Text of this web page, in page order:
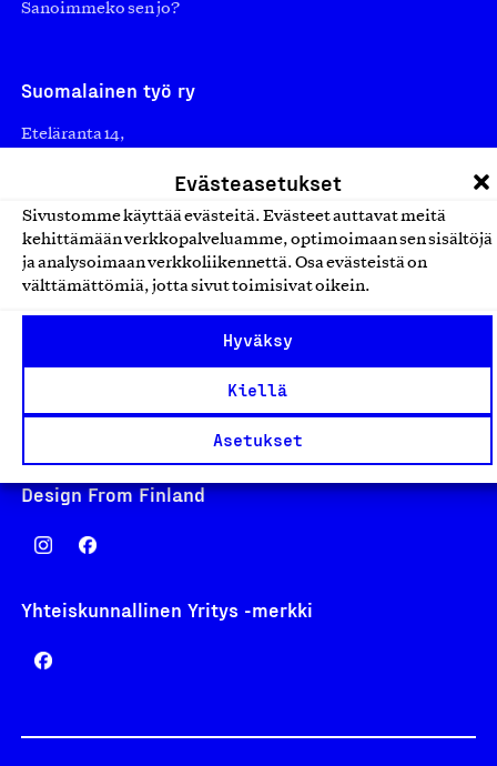
Evästeasetukset
Sivustomme käyttää evästeitä. Evästeet auttavat meitä
kehittämään verkkopalveluamme, optimoimaan sen sisältöjä
ja analysoimaan verkkoliikennettä. Osa evästeistä on
välttämättömiä, jotta sivut toimisivat oikein.
Hyväksy
Kiellä
Asetukset
Sanoimmeko sen jo?
Suomalainen työ ry
Eteläranta 14,
asiakaspalvelu@suomalainentyo.fi
laskutus@suomalainentyo.fi
Design From Finland
Yhteiskunnallinen Yritys -merkki